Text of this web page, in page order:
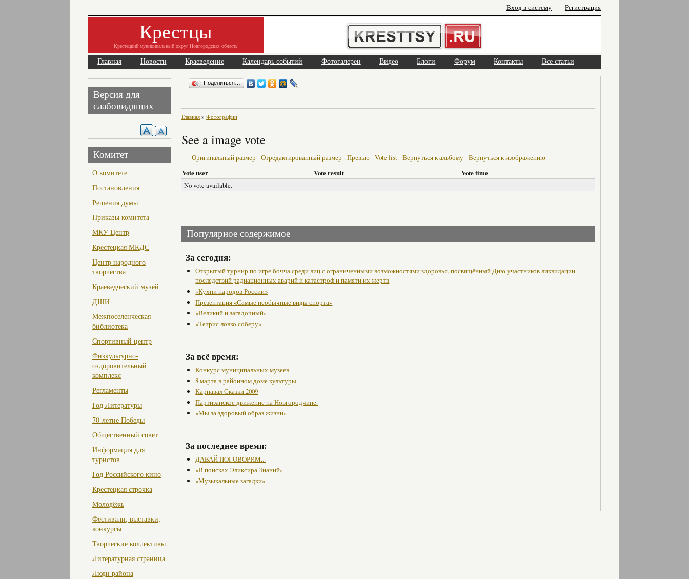
Вход в систему Регистрация
Крестцы
Крестецкий муниципальный округ Новгородская область
Главная Новости Краеведение Календарь событий Фотогалереи Видео Блоги Форум Контакты Все статьи
Версия для
слабовидящих
Комитет
О комитете
Постановления
Решения думы
Приказы комитета
МКУ Центр
Крестецкая МКДС
Центр народного
творчества
Краеведческий музей
ДШИ
Межпоселенческая
библиотека
Спортивный центр
Физкультурно-
оздоровительный
комплекс
Регламенты
Год Литературы
70-летие Победы
Общественный совет
Информация для
туристов
Год Российского кино
Крестецкая строчка
Молодёжь
Фестивали, выставки,
конкурсы
Творческие коллективы
Литературная страница
Люди района
Поделиться…
Главная » Фотографии
See a image vote
Оригинальный размер Отредактированный размер Превью Vote list Вернуться к альбому Вернуться к изображению
Vote user
Vote result
Vote time
No vote available.
Популярное содержимое
За сегодня:
Открытый турнир по игре бочча среди лиц с ограниченными возможностями здоровья, посвящённый Дню участников ликвидации
последствий радиационных аварий и катастроф и памяти их жертв
«Кухни народов России»
Презентация «Самые необычные виды спорта»
«Великий и загадочный»
«Тетрис ловко соберу»
За всё время:
Конкурс муниципальных музеев
8 марта в районном доме культуры
Карнавал Сказки 2009
Партизанское движение на Новгородчине.
«Мы за здоровый образ жизни»
За последнее время:
ДАВАЙ ПОГОВОРИМ...
«В поисках Эликсира Знаний»
«Музыкальные загадки»